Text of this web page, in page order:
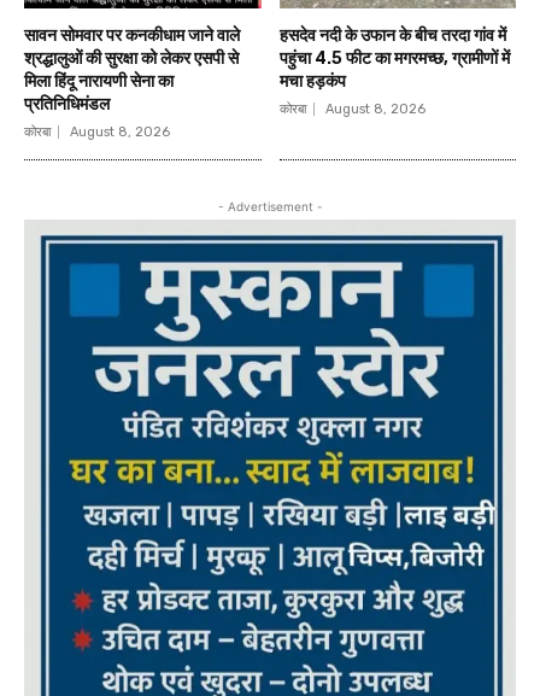
सावन सोमवार पर कनकीधाम जाने वाले
श्रद्धालुओं की सुरक्षा को लेकर एसपी से
मिला हिंदू नारायणी सेना का
प्रतिनिधिमंडल
कोरबा August 8, 2026
हसदेव नदी के उफान के बीच तरदा गांव में
पहुंचा 4.5 फीट का मगरमच्छ, ग्रामीणों में
मचा हड़कंप
कोरबा August 8, 2026
- Advertisement -